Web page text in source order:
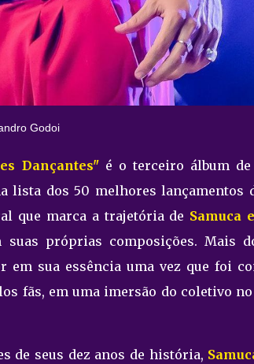
Godoi
Dançantes"é o terceiro álbum de
lista dos 50 melhores lançamentos
que marca a trajetória de Samuca
próprias composições. Mais
em sua essência uma vez que foi
fãs, em uma imersão do coletivo
de seus dez anos de história,